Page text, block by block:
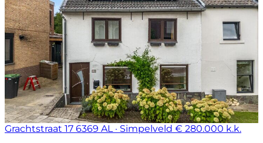
Grachtstraat 17 6369 AL · Simpelveld € 280.000 k.k.